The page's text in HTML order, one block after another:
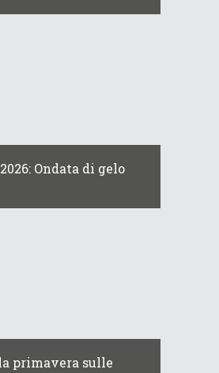
Ondata di gelo
primavera sulle